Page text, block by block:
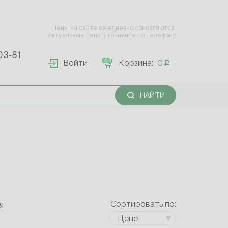
Цены на сайте ежедневно обновляются.
Актуальные цены уточняйте по телефону
81
Войти Корзина: 0
0
НАЙТИ
Я
Сортировать по:
Цене